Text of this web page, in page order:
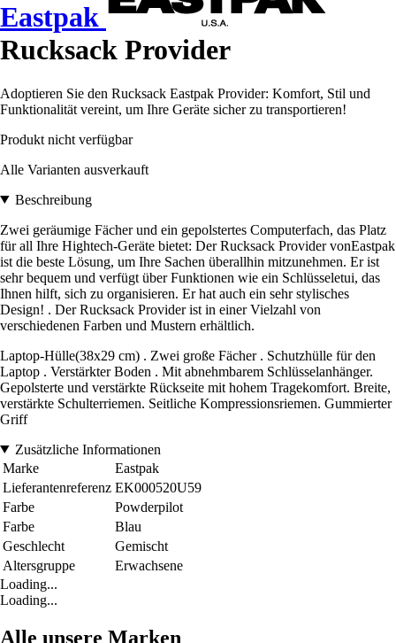
Eastpak
Rucksack Provider
Adoptieren Sie den Rucksack Eastpak Provider: Komfort, Stil und
Funktionalität vereint, um Ihre Geräte sicher zu transportieren!
Produkt nicht verfügbar
Alle Varianten ausverkauft
Beschreibung
Zwei geräumige Fächer und ein gepolstertes Computerfach, das Platz
für all Ihre Hightech-Geräte bietet: Der Rucksack Provider vonEastpak
ist die beste Lösung, um Ihre Sachen überallhin mitzunehmen. Er ist
sehr bequem und verfügt über Funktionen wie ein Schlüsseletui, das
Ihnen hilft, sich zu organisieren. Er hat auch ein sehr stylisches
Design! . Der Rucksack Provider ist in einer Vielzahl von
verschiedenen Farben und Mustern erhältlich.
Laptop-Hülle(38x29 cm) . Zwei große Fächer . Schutzhülle für den
Laptop . Verstärkter Boden . Mit abnehmbarem Schlüsselanhänger.
Gepolsterte und verstärkte Rückseite mit hohem Tragekomfort. Breite,
verstärkte Schulterriemen. Seitliche Kompressionsriemen. Gummierter
Griff
Zusätzliche Informationen
Marke
Eastpak
Lieferantenreferenz EK000520U59
Farbe
Powderpilot
Farbe
Blau
Geschlecht
Gemischt
Altersgruppe
Erwachsene
Loading...
Loading...
Alle unsere Marken